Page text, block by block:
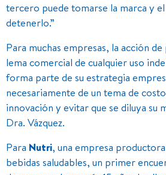
tercero puede tomarse la marca y
detenerlo.”
Para muchas empresas, la acción
lema comercial de cualquier uso
forma parte de su estrategia
necesariamente de un tema de
innovación y evitar que se diluya su
Dra. Vázquez.
Para Nutri, una empresa
bebidas saludables, un primer